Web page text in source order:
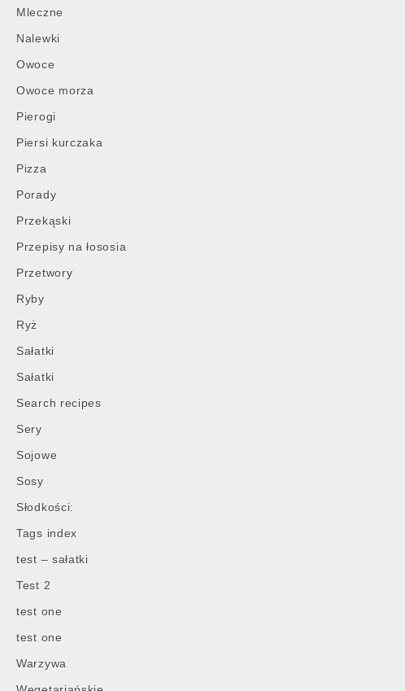
Mleczne
Nalewki
Owoce
Owoce morza
Pierogi
Piersi kurczaka
Pizza
Porady
Przekąski
Przepisy na łososia
Przetwory
Ryby
Ryż
Sałatki
Sałatki
Search recipes
Sery
Sojowe
Sosy
Słodkości:
Tags index
test – sałatki
Test 2
test one
test one
Warzywa